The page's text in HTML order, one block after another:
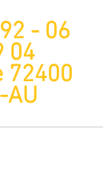
- 06
04
72400
AU